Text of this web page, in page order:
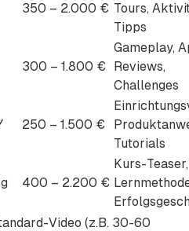
350 – 2.000 € Tours,
Tipps
300 – 1.800 €
Gameplay,
Reviews,
Challenges
250 – 1.500 €
Tutorials
400 – 2.200 €
Kurs-Teaser,
Video (z.B. 30-60